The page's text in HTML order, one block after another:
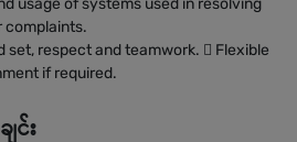
usage of systems used in resolving
complaints.
set, respect and teamwork.  Flexible
if required.
င်း